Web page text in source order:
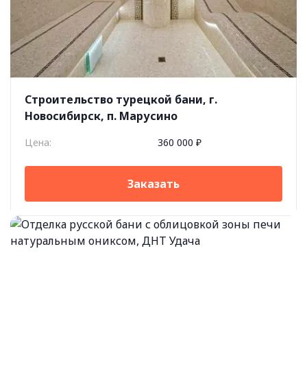
Строительство турецкой бани, г.
Новосибирск, п. Марусино
Цена: 360 000 ₽
Заказать